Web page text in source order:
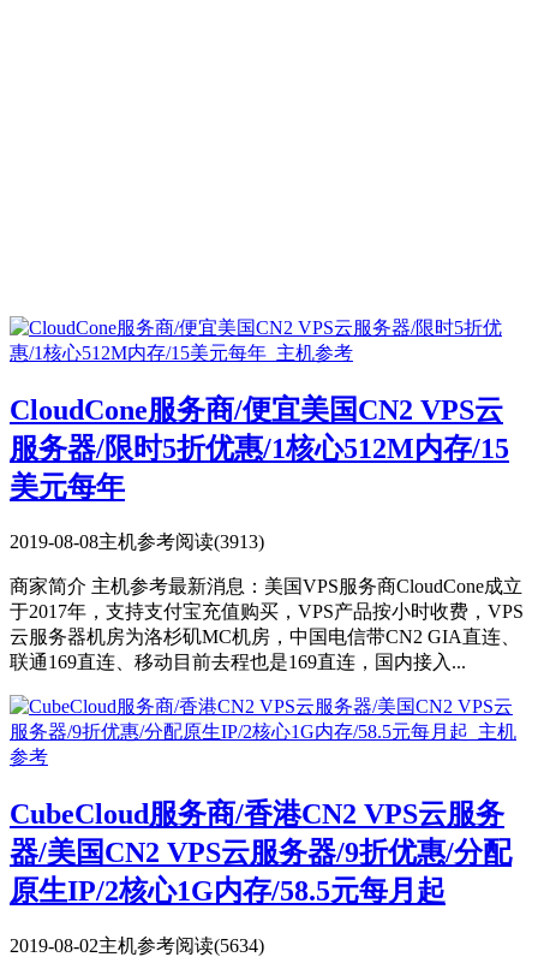
CloudCone服务商/便宜美国CN2 VPS云
服务器/限时5折优惠/1核心512M内存/15
美元每年
2019-08-08主机参考阅读(3913)
商家简介 主机参考最新消息：美国VPS服务商CloudCone成立
于2017年，支持支付宝充值购买，VPS产品按小时收费，VPS
云服务器机房为洛杉矶MC机房，中国电信带CN2 GIA直连、
联通169直连、移动目前去程也是169直连，国内接入...
CubeCloud服务商/香港CN2 VPS云服务
器/美国CN2 VPS云服务器/9折优惠/分配
原生IP/2核心1G内存/58.5元每月起
2019-08-02主机参考阅读(5634)